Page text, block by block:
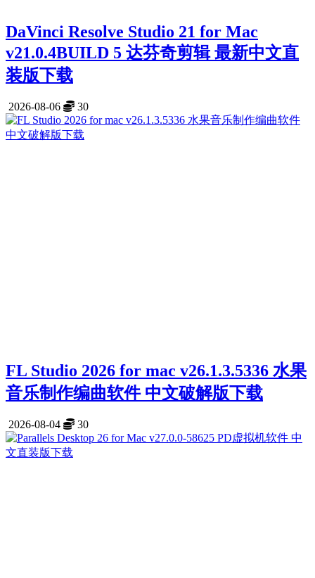
DaVinci Resolve Studio 21 for Mac
v21.0.4BUILD 5 达芬奇剪辑 最新中文直
装版下载
2026-08-06 30
FL Studio 2026 for mac v26.1.3.5336 水果
音乐制作编曲软件 中文破解版下载
2026-08-04 30